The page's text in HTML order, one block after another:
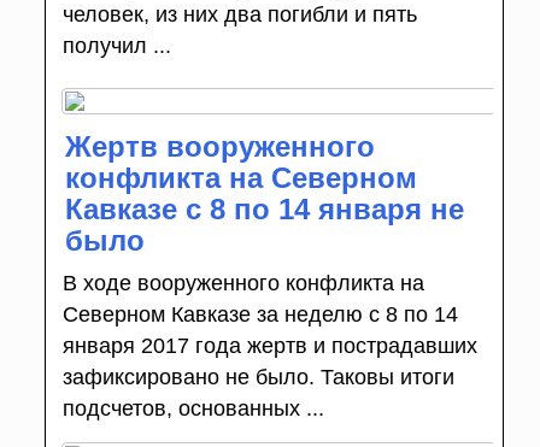
человек, из них два погибли и пять
получил ...
Жертв вооруженного
конфликта на Северном
Кавказе с 8 по 14 января не
было
В ходе вооруженного конфликта на
Северном Кавказе за неделю с 8 по 14
января 2017 года жертв и пострадавших
зафиксировано не было. Таковы итоги
подсчетов, основанных ...